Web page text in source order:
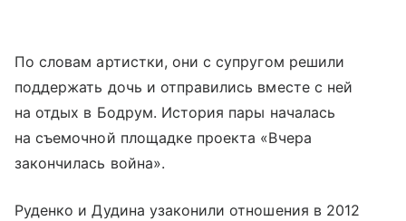
По словам артистки, они с супругом решили
поддержать дочь и отправились вместе с ней
на отдых в Бодрум. История пары началась
на съемочной площадке проекта «Вчера
закончилась война».
Руденко и Дудина узаконили отношения в 2012